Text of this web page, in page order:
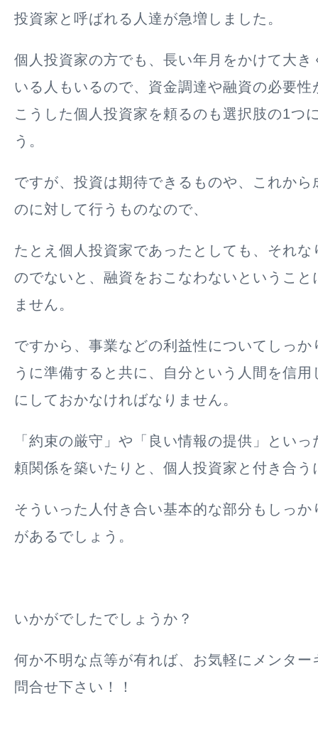
投資家と呼ばれる人達が急増しました。
個人投資家の方でも、長い年月をかけて大き
いる人もいるので、資金調達や融資の必要性
こうした個人投資家を頼るのも選択肢の1つ
う。
ですが、投資は期待できるものや、これから
のに対して行うものなので、
たとえ個人投資家であったとしても、それな
のでないと、融資をおこなわないということ
ません。
ですから、事業などの利益性についてしっか
うに準備すると共に、自分という人間を信
にしておかなければなりません。
「約束の厳守」や「良い情報の提供」とい
頼関係を築いたりと、個人投資家と付き合う
そういった人付き合い基本的な部分もしっか
があるでしょう。
いかがでしたでしょうか？
何か不明な点等が有れば、お気軽にメンター
問合せ下さい！！